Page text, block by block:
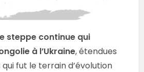
steppe continue qui
à l’Ukraine, étendues
qui fut le terrain d’évolution